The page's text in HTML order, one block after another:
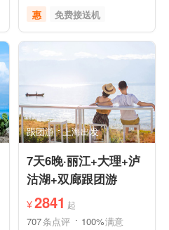
惠
免费接送机
品质游
世界遗产
雪山之旅
美食享受
摄影之旅
跟团游 上海出发
7天6晚·丽江+大理+泸
沽湖+双廊跟团游
¥2841 起
707条点评 100%满意